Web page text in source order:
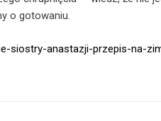
o gotowaniu.
siostry-anastazji-przepis-na-